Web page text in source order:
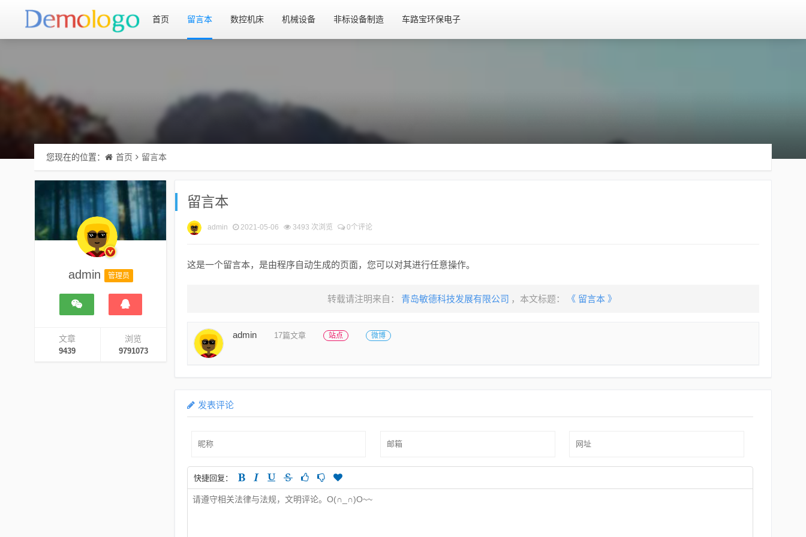
首页 留言本 数控机床 机械设备 非标设备制造 车路宝环保电子
您现在的位置： 首页 留言本
admin 管理员
文章
9439
浏览
9791073
留言本
admin 2021-05-06 3493 次浏览 0个评论
这是一个留言本，是由程序自动生成的页面，您可以对其进行任意操作。
转载请注明来自： 青岛敏德科技发展有限公司 ，本文标题： 《 留言本 》
admin 17篇文章 站点 微博
发表评论
快捷回复：